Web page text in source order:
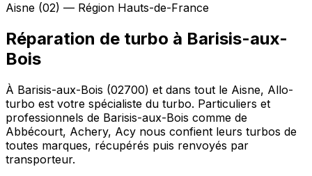
Aisne (02) — Région Hauts-de-France
Réparation de turbo à Barisis-aux-
Bois
À Barisis-aux-Bois (02700) et dans tout le Aisne, Allo-
turbo est votre spécialiste du turbo. Particuliers et
professionnels de Barisis-aux-Bois comme de
Abbécourt, Achery, Acy nous confient leurs turbos de
toutes marques, récupérés puis renvoyés par
transporteur.